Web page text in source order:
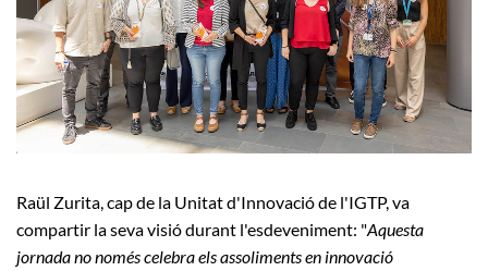
Raül Zurita, cap de la Unitat d'Innovació de l'IGTP, va
compartir la seva visió durant l'esdeveniment: "Aquesta
jornada no només celebra els assoliments en innovació